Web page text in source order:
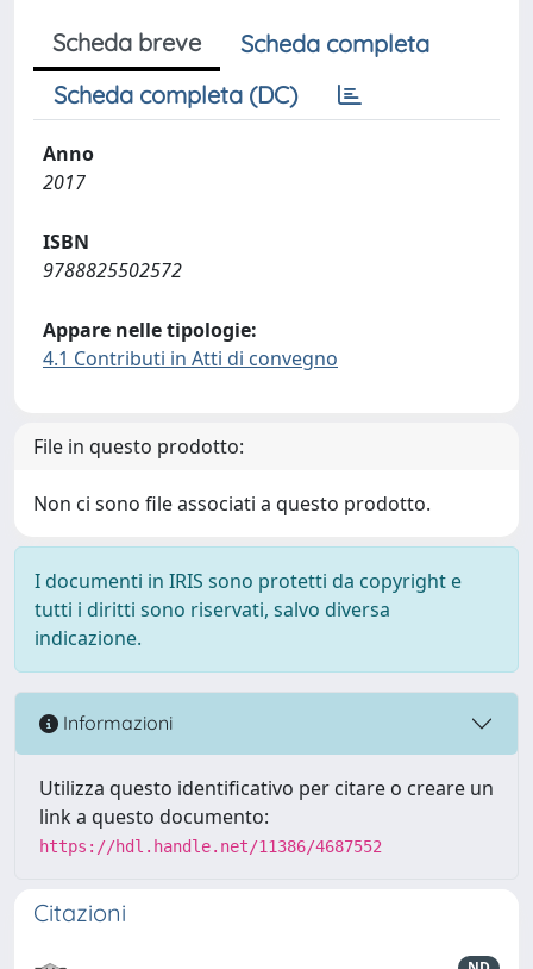
Scheda breve
Scheda completa
Scheda completa (DC)
Anno
2017
ISBN
9788825502572
Appare nelle tipologie:
4.1 Contributi in Atti di convegno
File in questo prodotto:
Non ci sono file associati a questo prodotto.
I documenti in IRIS sono protetti da copyright e
tutti i diritti sono riservati, salvo diversa
indicazione.
Informazioni
Utilizza questo identificativo per citare o creare un
link a questo documento:
https://hdl.handle.net/11386/4687552
Citazioni